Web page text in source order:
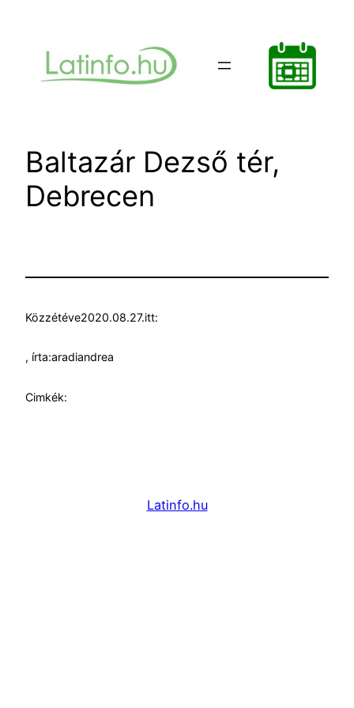
tartalomhoz
Baltazár Dezső tér,
Debrecen
Közzétéve2020.08.27.itt:
, írta:aradiandrea
Cimkék:
Latinfo.hu